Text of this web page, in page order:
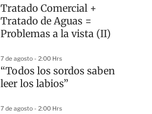
Tratado Comercial +
Tratado de Aguas =
Problemas a la vista (II)
7 de agosto - 2:00 Hrs
“Todos los sordos saben
leer los labios”
7 de agosto - 2:00 Hrs